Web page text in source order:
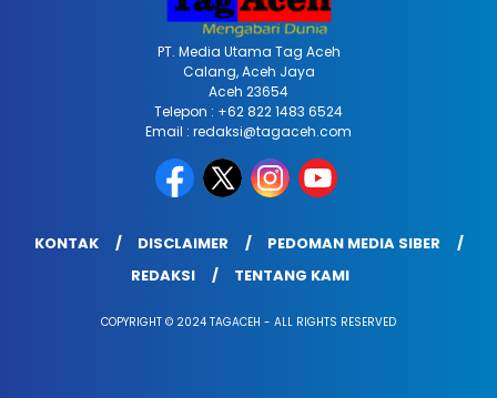
PT. Media Utama Tag Aceh
Calang, Aceh Jaya
Aceh 23654
Telepon : +62 822 1483 6524
Email : redaksi@tagaceh.com
KONTAK DISCLAIMER
PEDOMAN MEDIA SIBER
REDAKSI
TENTANG KAMI
COPYRIGHT © 2024 TAGACEH - ALL RIGHTS RESERVED